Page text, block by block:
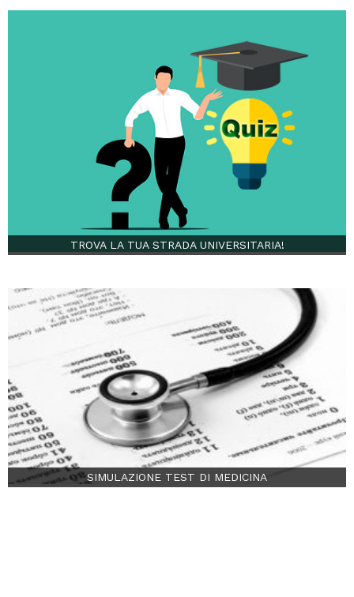
TROVA LA TUA STRADA UNIVERSITARIA!
SIMULAZIONE TEST DI MEDICINA